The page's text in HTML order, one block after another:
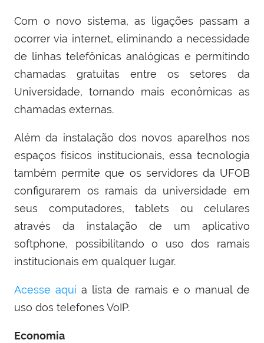
Com o novo sistema, as ligações passam a
ocorrer via internet, eliminando a necessidade
de linhas telefônicas analógicas e permitindo
chamadas gratuitas entre os setores da
Universidade, tornando mais econômicas as
chamadas externas.
Além da instalação dos novos aparelhos nos
espaços físicos institucionais, essa tecnologia
também permite que os servidores da UFOB
configurarem os ramais da universidade em
seus computadores, tablets ou celulares
através da instalação de um aplicativo
softphone, possibilitando o uso dos ramais
institucionais em qualquer lugar.
Acesse aqui a lista de ramais e o manual de
uso dos telefones VoIP.
Economia